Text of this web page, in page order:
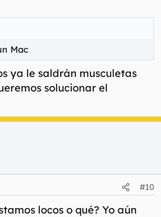
Mac
ya le saldrán musculetas
solucionar el
#10
locos o qué? Yo aún